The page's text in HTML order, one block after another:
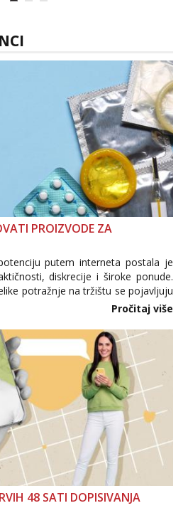
PROIZVODE ZA
putem interneta postala je
diskrecije i široke ponude.
potražnje na tržištu se pojavljuju
nepouzdane internetske
Pročitaj više
48 SATI DOPISIVANJA